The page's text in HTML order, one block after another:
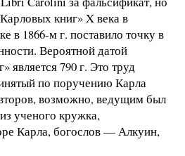
книг» X века в
в 1866-м г. поставило точку в
Вероятной датой
является 790 г. Это труд
по поручению Карла
возможно, ведущим был
ученого кружка,
Карла, богослов — Алкуин,